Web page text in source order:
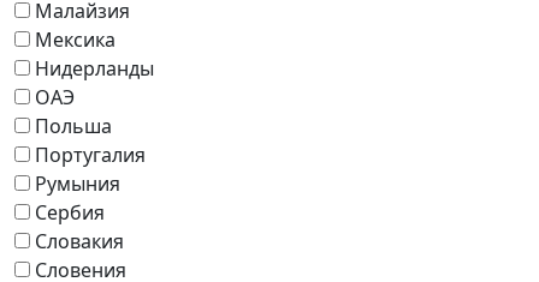
Малайзия
Мексика
Нидерланды
ОАЭ
Польша
Португалия
Румыния
Сербия
Словакия
Словения